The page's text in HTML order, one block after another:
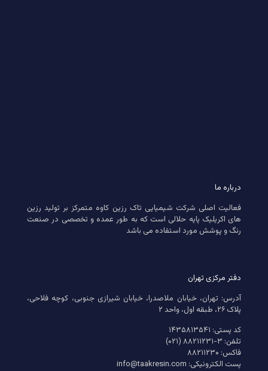
درباره ما
فعالیت اصلی شرکت شیمیایی تاک رزین کاوه متمرکز بر تولید رزین
های اکریلیک پایه حلالی است که به طور عمده و تخصصی در صنعت
رنگ و پوشش مورد استفاده می باشد
دفتر مرکزی تهران
آدرس: تهران، خیابان ملاصدرا، خیابان شیرازی جنوبی، کوچه فلاحی،
پلاک ۲۶، طبقه اول، واحد ۲
کد پستی: ۱۴۳۵۸۱۳۵۴۱
تلفن: ۳-۸۸۲۱۱۲۳۱ (۰۲۱)
فاکس: ۸۸۲۱۱۲۳۰
پست الکترونیکی: info@taakresin.com